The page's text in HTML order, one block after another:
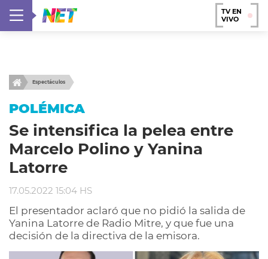
TV EN
VIVO
Espectáculos
POLÉMICA
Se intensifica la pelea entre
Marcelo Polino y Yanina
Latorre
17.05.2022 15:04 HS
El presentador aclaró que no pidió la salida de
Yanina Latorre de Radio Mitre, y que fue una
decisión de la directiva de la emisora.